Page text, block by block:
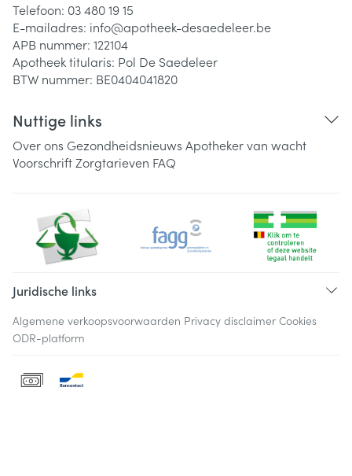
Telefoon: 03 480 19 15
E-mailadres: info@apotheek-desaedeleer.be
APB nummer: 122104
Apotheek titularis: Pol De Saedeleer
BTW nummer: BE0404041820
Nuttige links
Over ons Gezondheidsnieuws Apotheker van wacht
VoorschriftZorgtarieven FAQ
Juridische links
Algemene verkoopsvoorwaarden Privacy disclaimer Cookies
ODR-platform